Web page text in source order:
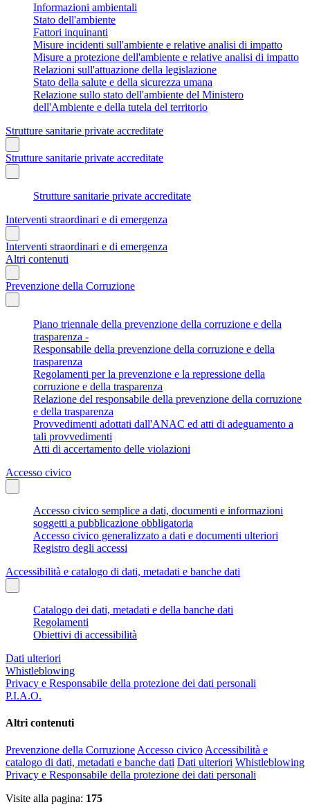
Informazioni ambientali
Stato dell'ambiente
Fattori inquinanti
Misure incidenti sull'ambiente e relative analisi di impatto
Misure a protezione dell'ambiente e relative analisi di impatto
Relazioni sull'attuazione della legislazione
Stato della salute e della sicurezza umana
Relazione sullo stato dell'ambiente del Ministero
dell'Ambiente e della tutela del territorio
Strutture sanitarie private accreditate
Strutture sanitarie private accreditate
Strutture sanitarie private accreditate
Interventi straordinari e di emergenza
Interventi straordinari e di emergenza
Altri contenuti
Prevenzione della Corruzione
Piano triennale della prevenzione della corruzione e della
trasparenza -
Responsabile della prevenzione della corruzione e della
trasparenza
Regolamenti per la prevenzione e la repressione della
corruzione e della trasparenza
Relazione del responsabile della prevenzione della corruzione
e della trasparenza
Provvedimenti adottati dall'ANAC ed atti di adeguamento a
tali provvedimenti
Atti di accertamento delle violazioni
Accesso civico
Accesso civico semplice a dati, documenti e informazioni
soggetti a pubblicazione obbligatoria
Accesso civico generalizzato a dati e documenti ulteriori
Registro degli accessi
Accessibilità e catalogo di dati, metadati e banche dati
Catalogo dei dati, metadati e della banche dati
Regolamenti
Obiettivi di accessibilità
Dati ulteriori
Whistleblowing
Privacy e Responsabile della protezione dei dati personali
P.I.A.O.
Altri contenuti
Prevenzione della Corruzione Accesso civico Accessibilità e
catalogo di dati, metadati e banche dati Dati ulteriori Whistleblowing
Privacy e Responsabile della protezione dei dati personali
Visite alla pagina: 175